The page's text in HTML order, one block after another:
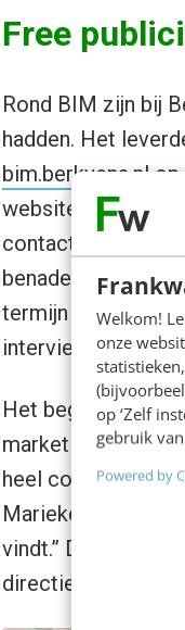
Welkom!
onze
op ‘Zelf
gebruik
Powered by
Free
Rond BIM zijn bij
hadden. Het
bim.berkvens.nl
website.
contacten en
benaderd om
termijn duizenden
interviewen en
Het begin was er.
heel concreet dat
Marieke: “Zij zijn
vindt.” Door
directie, maar ook